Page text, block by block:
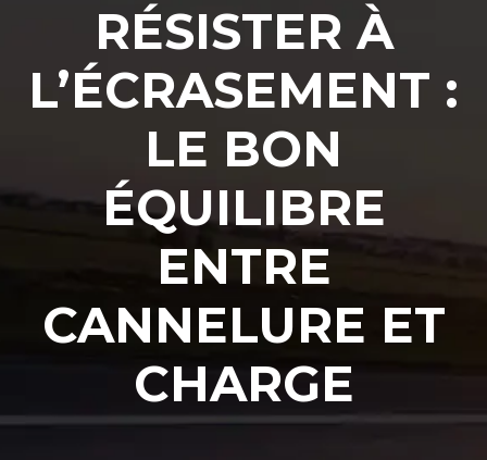
RÉSISTER À
L’ÉCRASEMENT :
LE BON
ÉQUILIBRE
ENTRE
CANNELURE ET
CHARGE